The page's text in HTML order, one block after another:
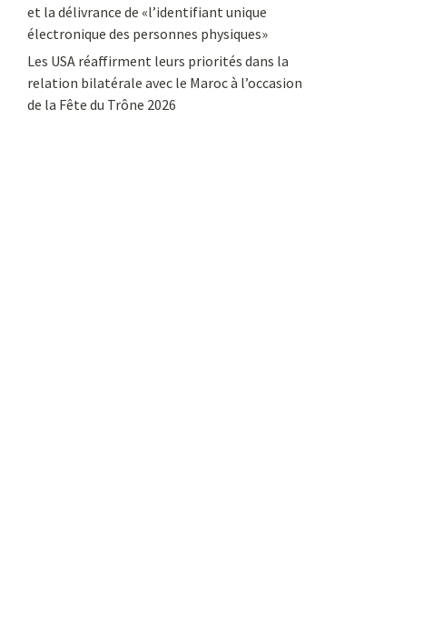
et la délivrance de «l’identifiant unique
électronique des personnes physiques»
Les USA réaffirment leurs priorités dans la
relation bilatérale avec le Maroc à l’occasion
de la Fête du Trône 2026